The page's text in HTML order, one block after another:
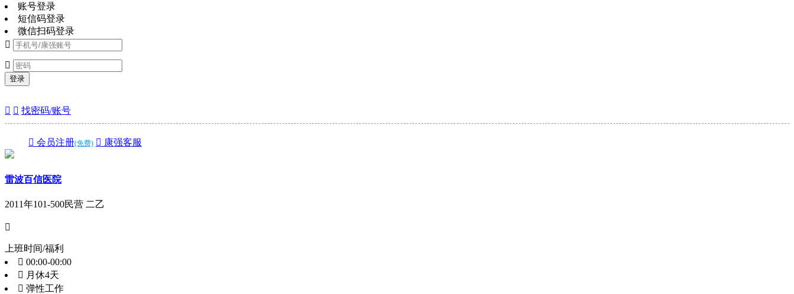
账号登录
短信码登录
微信扫码登录


登录
  找密码/账号
 会员注册(免费)  康强客服
雷波百信医院
2011年101-500民营 二乙

上班时间/福利
 00:00-00:00
 月休4天
 弹性工作